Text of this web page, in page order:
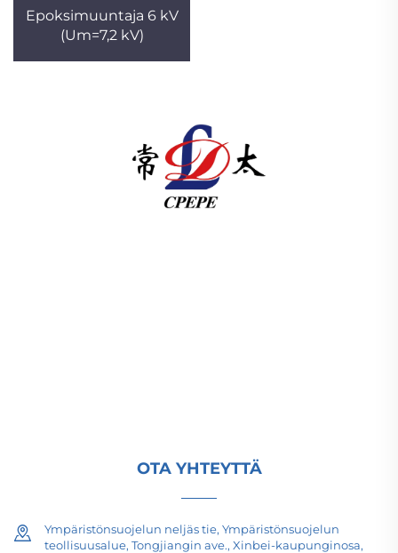
Epoksimuuntaja 6 kV
(Um=7,2 kV)
OTA YHTEYTTÄ
Ympäristönsuojelun neljäs tie, Ympäristönsuojelun
teollisuusalue, Tongjiangin ave., Xinbei-kaupunginosa,